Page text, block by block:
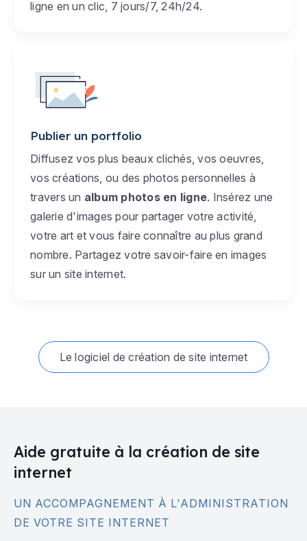
ligne en un clic, 7 jours/7, 24h/24.
Publier un portfolio
Diffusez vos plus beaux clichés, vos oeuvres,
vos créations, ou des photos personnelles à
travers un album photos en ligne. Insérez une
galerie d'images pour partager votre activité,
votre art et vous faire connaître au plus grand
nombre. Partagez votre savoir-faire en images
sur un site internet.
Le logiciel de création de site internet
Aide gratuite à la création de site
internet
UN ACCOMPAGNEMENT À L'ADMINISTRATION
DE VOTRE SITE INTERNET